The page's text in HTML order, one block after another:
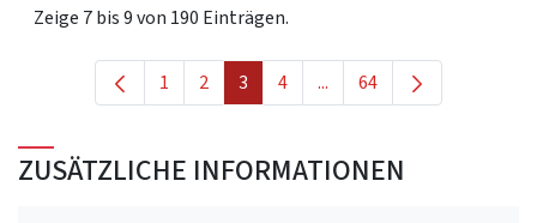
Zeige 7 bis 9 von 190 Einträgen.
Seite
1 Seite
2 Seite
3 Seite
4 ...Zwischenseiten
Seite
64
ZUSÄTZLICHE INFORMATIONEN